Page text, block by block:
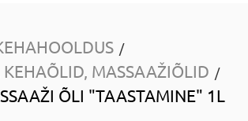
/
MASSAAŽIÕLID /
ÕLI "TAASTAMINE" 1L